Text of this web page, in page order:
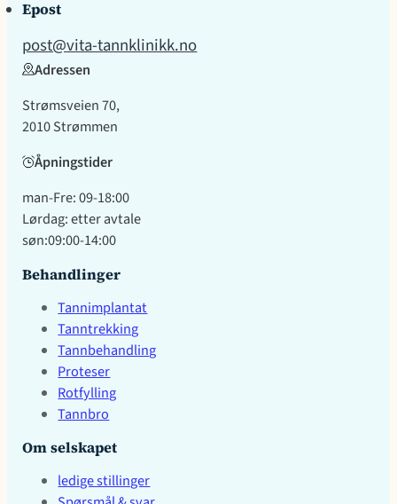
Epost
post@vita-tannklinikk.no
Adressen
Strømsveien 70,
2010 Strømmen
Åpningstider
man-Fre: 09-18:00
Lørdag: etter avtale
søn:09:00-14:00
Behandlinger
Tannimplantat
Tanntrekking
Tannbehandling
Proteser
Rotfylling
Tannbro
Om selskapet
ledige stillinger